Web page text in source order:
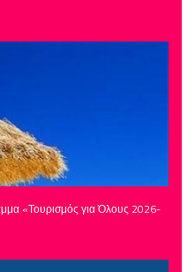
«Τουρισμός για Όλους 2026-